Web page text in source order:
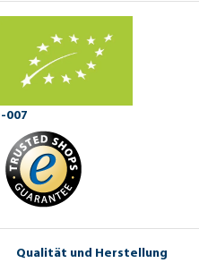
007
Qualität und Herstellung